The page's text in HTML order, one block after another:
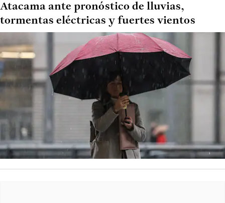
Atacama ante pronóstico de lluvias,
tormentas eléctricas y fuertes vientos